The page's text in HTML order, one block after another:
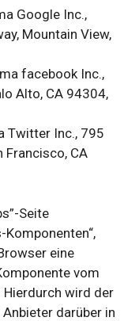
Google Inc.,
Mountain View,
facebook Inc.,
Alto, CA 94304,
Twitter Inc., 795
Francisco, CA
Seite
eine
vom
wird der
darüber in